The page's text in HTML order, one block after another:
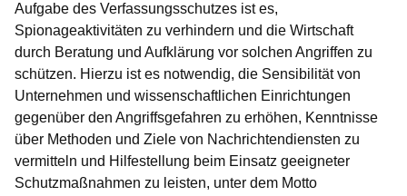
Aufgabe des Verfassungsschutzes ist es,
Spionageaktivitäten zu verhindern und die Wirtschaft
durch Beratung und Aufklärung vor solchen Angriffen zu
schützen. Hierzu ist es notwendig, die Sensibilität von
Unternehmen und wissenschaftlichen Einrichtungen
gegenüber den Angriffsgefahren zu erhöhen, Kenntnisse
über Methoden und Ziele von Nachrichtendiensten zu
vermitteln und Hilfestellung beim Einsatz geeigneter
Schutzmaßnahmen zu leisten, unter dem Motto